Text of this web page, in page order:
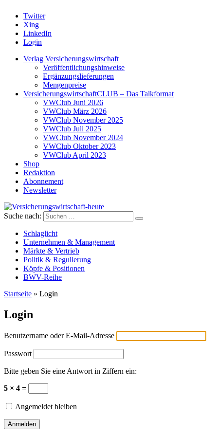
Twitter
Xing
LinkedIn
Login
Verlag Versicherungswirtschaft
Veröffentlichungshinweise
Ergänzungslieferungen
Mengenpreise
VersicherungswirtschaftCLUB – Das Talkformat
VWClub Juni 2026
VWClub März 2026
VWClub November 2025
VWClub Juli 2025
VWClub November 2024
VWClub Oktober 2023
VWClub April 2023
Shop
Redaktion
Abonnement
Newsletter
Versicherungswirtschaft-heute
Suche nach:
Schlaglicht
Unternehmen & Management
Märkte & Vertrieb
Politik & Regulierung
Köpfe & Positionen
BWV-Reihe
Startseite » Login
Login
Benutzername oder E-Mail-Adresse
Passwort
Bitte geben Sie eine Antwort in Ziffern ein:
5 × 4 =
Angemeldet bleiben